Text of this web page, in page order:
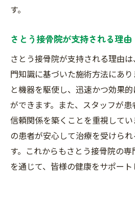
す。
さとう接骨院が支持される理由
さとう接骨院が支持される理由
門知識に基づいた施術方法にあ
と機器を駆使し、迅速かつ効果
ができます。また、スタッフが患
信頼関係を築くことを重視してい
の患者が安心して治療を受けら
す。これからもさとう接骨院の
を通じて、皆様の健康をサポート